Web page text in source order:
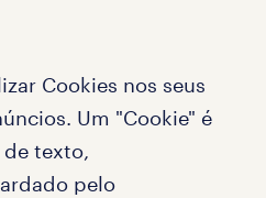
Cookies nos seus
Um "Cookie" é
texto,
pelo